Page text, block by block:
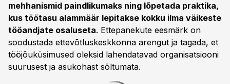
mehhanismid paindlikumaks ning lõpetada praktika,
kus töötasu alammäär lepitakse kokku ilma väikeste
tööandjate osaluseta. Ettepanekute eesmärk on
soodustada ettevõtluskeskkonna arengut ja tagada, et
tööjõuküsimused oleksid lahendatavad organisatsiooni
suurusest ja asukohast sõltumata.